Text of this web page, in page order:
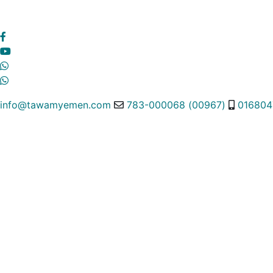
(00967) 783-000068
info@tawamyemen.com